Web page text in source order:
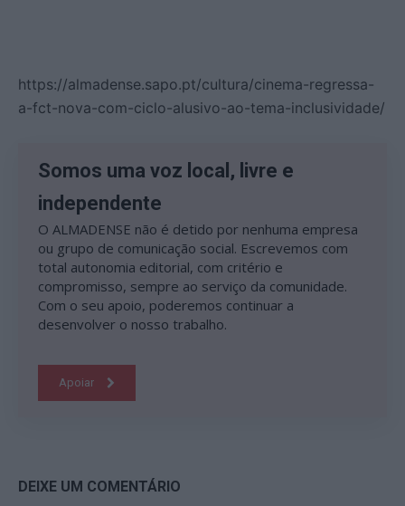
https://almadense.sapo.pt/cultura/cinema-regressa-
a-fct-nova-com-ciclo-alusivo-ao-tema-inclusividade/
Somos uma voz local, livre e
independente
O ALMADENSE não é detido por nenhuma empresa
ou grupo de comunicação social. Escrevemos com
total autonomia editorial, com critério e
compromisso, sempre ao serviço da comunidade.
Com o seu apoio, poderemos continuar a
desenvolver o nosso trabalho.
Apoiar
DEIXE UM COMENTÁRIO